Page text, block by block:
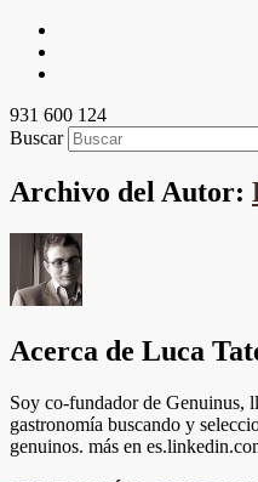
931 600 124
Buscar
Archivo del Autor:
Acerca de Luca
Soy co-fundador de Genuinus,
gastronomía buscando y
genuinos. más en